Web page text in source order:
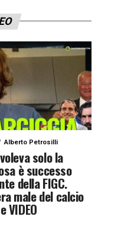
Alberto Petrosilli
solo la
è successo
della FIGC.
male del calcio
VIDEO